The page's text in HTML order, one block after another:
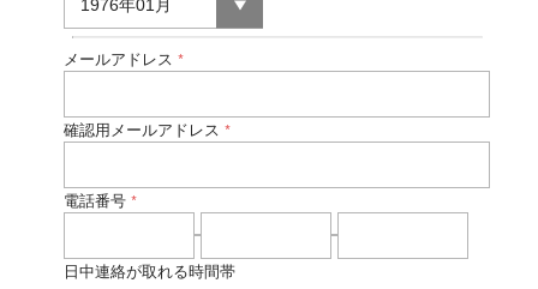
メールアドレス *
確認用メールアドレス *
電話番号 *
日中連絡が取れる時間帯